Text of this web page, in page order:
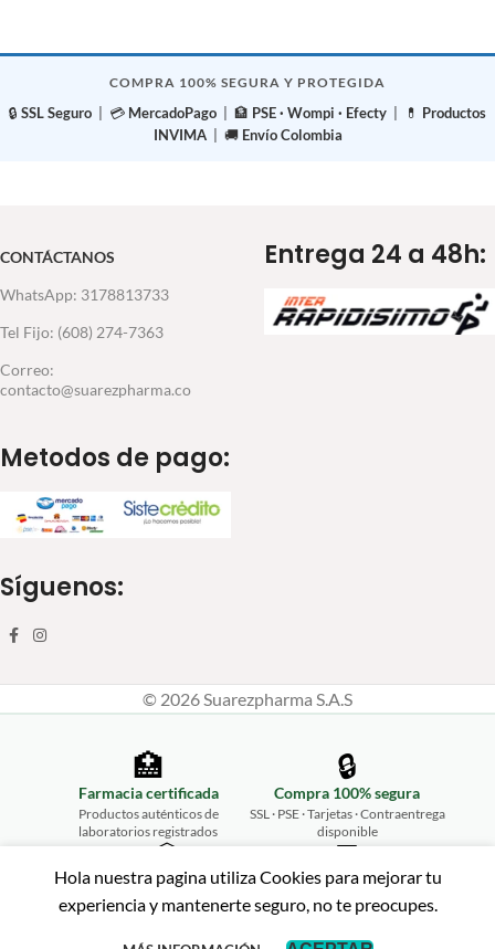
COMPRA 100% SEGURA Y PROTEGIDA
🔒 SSL Seguro | 💳 MercadoPago | 🏦 PSE · Wompi · Efecty | 💊 Productos
INVIMA| 🚚 Envío Colombia
CONTÁCTANOS
WhatsApp: 3178813733
Tel Fijo: (608) 274-7363
Correo:
contacto@suarezpharma.co
Metodos de pago:
Entrega 24 a 48h:
Síguenos:
© 2026 Suarezpharma S.A.S
Hola nuestra pagina utiliza Cookies para mejorar tu
experiencia y mantenerte seguro, no te preocupes.
🏥
Farmacia certificada
Productos auténticos de
laboratorios registrados
🔒
Compra 100% segura
SSL · PSE · Tarjetas · Contraentrega
disponible
📦
Envíos a todo Colombia
Desde Ibagué hasta tu puerta,
💬
Atención personalizada
WhatsApp 315 461 2675